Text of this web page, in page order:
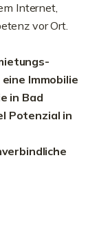
Internet,
vor Ort.
Immobilie
in Bad
Potenzial in